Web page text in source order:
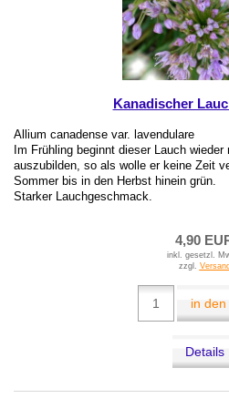
Kanadischer
Allium canadense var. lavendulare
Im Frühling beginnt dieser Lauch
auszubilden, so als wolle er keine Zeit
Sommer bis in den Herbst hinein grün.
Starker Lauchgeschmack.
4,90
inkl. gesetzl.
zzgl. Versand
in den
Details